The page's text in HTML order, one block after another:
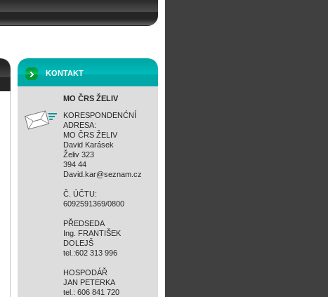
KONTAKT
MO ČRS ŽELIV
KORESPONDENĆNÍ
ADRESA:
MO ČRS ŽELIV
David Karásek
Želiv 323
394 44
David.kar@seznam.cz
Č. ÚČTU:
6092591369/0800
PŘEDSEDA
Ing. FRANTIŠEK
DOLEJŠ
tel.:602 313 996
HOSPODÁŘ
JAN PETERKA
tel.: 606 841 720